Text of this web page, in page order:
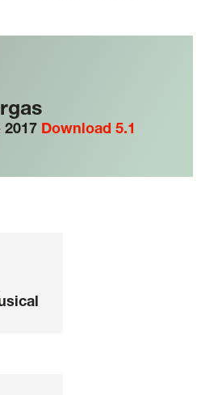
Download 5.1